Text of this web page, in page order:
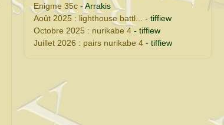
Enigme 35c - Arrakis
Août 2025 : lighthouse battl...
- tiffiew
Octobre 2025 : nurikabe 4 - tiffiew
Juillet 2026 : pairs nurikabe 4 - tiffiew